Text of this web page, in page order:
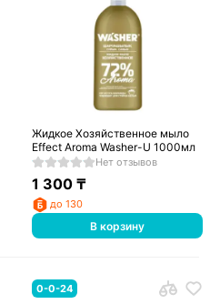
Жидкое Хозяйственное мыло
Effect Aroma Washer-U 1000мл
Нет отзывов
1 300 ₸
до 130
В корзину
0-0-24